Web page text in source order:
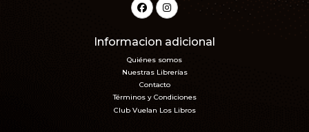
Informacion adicional
Quiénes somos
Nuestras Librerías
Contacto
Términos y Condiciones
Club Vuelan Los Libros